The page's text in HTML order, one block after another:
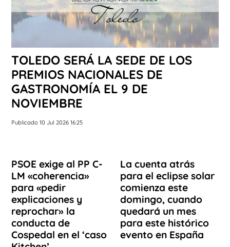
TOLEDO SERÁ LA SEDE DE LOS
PREMIOS NACIONALES DE
GASTRONOMÍA EL 9 DE
NOVIEMBRE
Publicado 10 Jul 2026 16:25
PSOE exige al PP C-
LM «coherencia»
para «pedir
explicaciones y
reprochar» la
conducta de
Cospedal en el ‘caso
La cuenta atrás
para el eclipse solar
comienza este
domingo, cuando
quedará un mes
para este histórico
evento en España